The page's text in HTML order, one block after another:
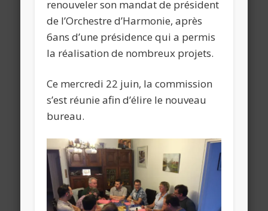
renouveler son mandat de président
de l’Orchestre d’Harmonie, après
6ans d’une présidence qui a permis
la réalisation de nombreux projets.
Ce mercredi 22 juin, la commission
s’est réunie afin d’élire le nouveau
bureau.